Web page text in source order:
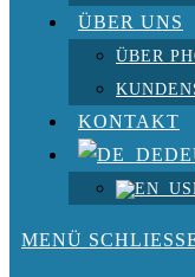
ÜBER UNS
ÜBER
KONTAKT
MENÜ